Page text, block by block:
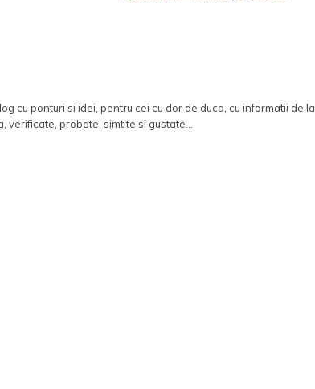
cu ponturi si idei, pentru cei cu dor de duca, cu informatii de la
verificate, probate, simtite si gustate...